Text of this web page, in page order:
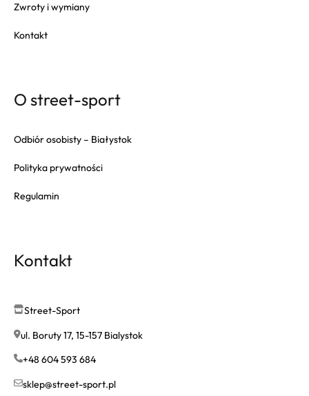
Zwroty i wymiany
Kontakt
O street-sport
Odbiór osobisty – Białystok
Polityka prywatności
Regulamin
Kontakt
Street-Sport
ul. Boruty 17, 15-157 Bialystok
+48 604 593 684
sklep@street-sport.pl